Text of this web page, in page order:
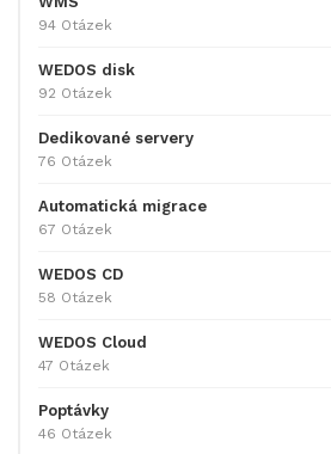
94 Otázek
WEDOS disk
92 Otázek
Dedikované servery
76 Otázek
Automatická migrace
67 Otázek
WEDOS CD
58 Otázek
WEDOS Cloud
47 Otázek
Poptávky
46 Otázek